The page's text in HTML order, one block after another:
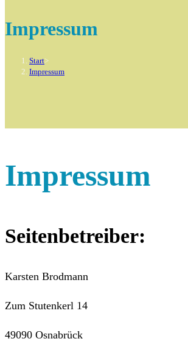
Impressum
Start>
Impressum
Impressum
Seitenbetreiber:
Karsten Brodmann
Zum Stutenkerl 14
49090 Osnabrück